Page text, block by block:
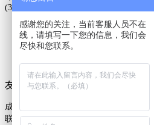
(3) 操作技术简单、维修方便。制冷设
上一篇：水果冷库
下一篇：水果冷库
友情链接： 百度
成都鼎辉制冷设备维修有限公司
联系人;唐经理
感谢您的关注，当前客服人员不在
线，请填写一下您的信息，我们会
尽快和您联系。